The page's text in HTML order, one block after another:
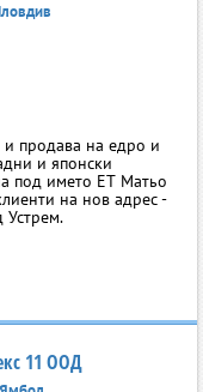
продава на едро и
и японски
под името ЕТ Матьо
на нов адрес -
Устрем.
11 ООД